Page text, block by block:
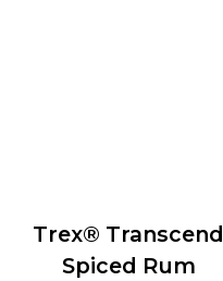
Trex® Transcend
Spiced Rum